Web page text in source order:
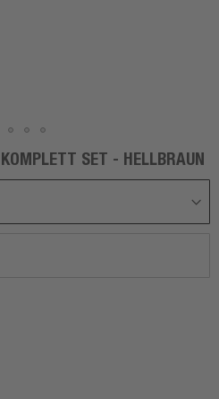
SET - HELLBRAUN